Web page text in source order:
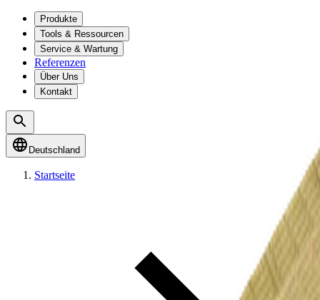
Produkte
Tools & Ressourcen
Service & Wartung
Referenzen
Über Uns
Kontakt
Deutschland
Startseite